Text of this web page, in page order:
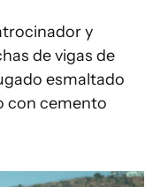
y
de vigas de
esmaltado
con cemento